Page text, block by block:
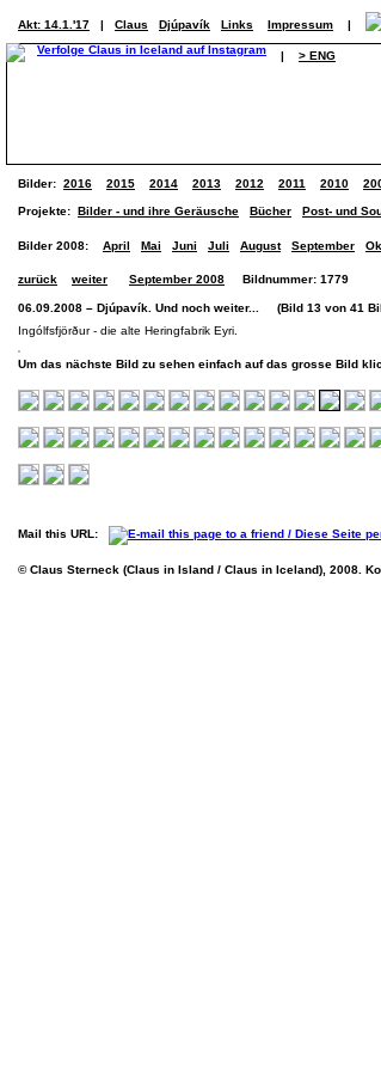
Akt: 14.1.'17 | Claus Djúpavík Links Impressum |
| > ENG
Bilder: 2016 2015 2014 2013 2012 2011 2010
Projekte: Bilder - und ihre Geräusche Bücher Post- und
Bilder 2008: April Mai Juni Juli August September
zurück weiter September 2008 Bildnummer: 1779
06.09.2008 – Djúpavík. Und noch weiter... (Bild 13 von 41
Ingólfsfjörður - die alte Heringfabrik Eyri.
Um das nächste Bild zu sehen einfach auf das grosse Bild
Mail this URL:
© Claus Sterneck (Claus in Island / Claus in Iceland), 2008.